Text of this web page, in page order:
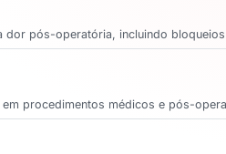
dor pós-operatória, incluindo
procedimentos médicos e pós-